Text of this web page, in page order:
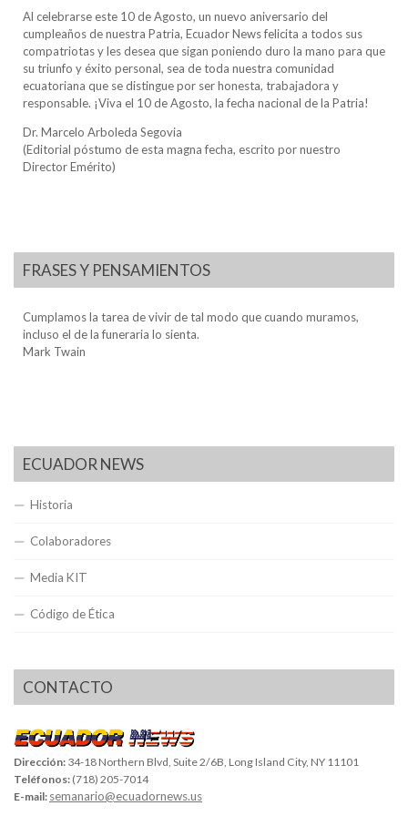
Al celebrarse este 10 de Agosto, un nuevo aniversario del
cumpleaños de nuestra Patria, Ecuador News felicita a todos sus
compatriotas y les desea que sigan poniendo duro la mano para que
su triunfo y éxito personal, sea de toda nuestra comunidad
ecuatoriana que se distingue por ser honesta, trabajadora y
responsable. ¡Viva el 10 de Agosto, la fecha nacional de la Patria!
Dr. Marcelo Arboleda Segovia
(Editorial póstumo de esta magna fecha, escrito por nuestro
Director Emérito)
FRASES Y PENSAMIENTOS
Cumplamos la tarea de vivir de tal modo que cuando muramos,
incluso el de la funeraria lo sienta.
Mark Twain
ECUADOR NEWS
Historia
Colaboradores
Media KIT
Código de Ética
CONTACTO
Dirección: 34-18 Northern Blvd, Suite 2/6B, Long Island City, NY 11101
Teléfonos: (718) 205-7014
E-mail: semanario@ecuadornews.us